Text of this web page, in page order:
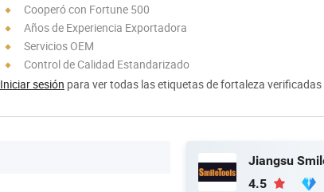
Cooperó con Fortune 500
Años de Experiencia Exportadora
Servicios OEM
Control de Calidad Estandarizado
Iniciar sesión para ver todas las etiquetas de fortaleza verificadas
Jiangsu
4.5